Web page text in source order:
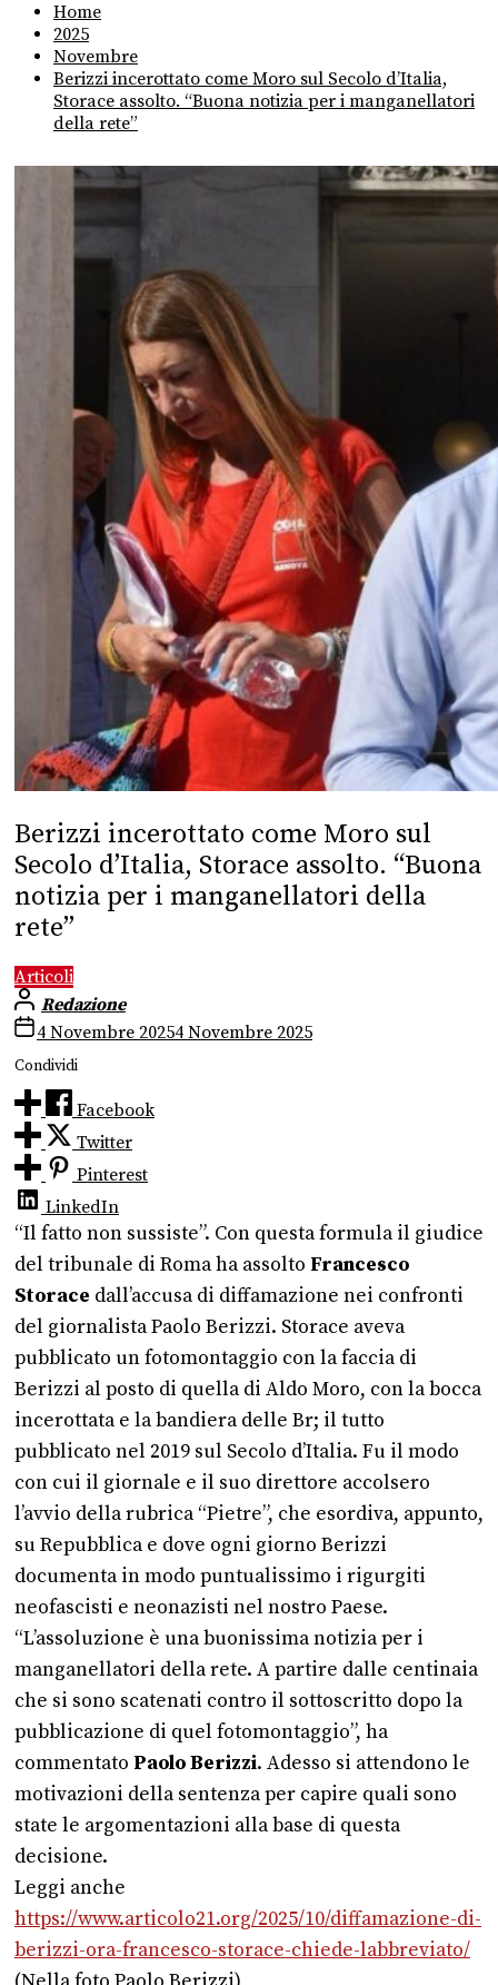
Home
2025
Novembre
Berizzi incerottato come Moro sul Secolo d’Italia,
Storace assolto. “Buona notizia per i manganellatori
della rete”
Berizzi incerottato come Moro sul
Secolo d’Italia, Storace assolto. “Buona
notizia per i manganellatori della
rete”
Articoli
Redazione
4 Novembre 20254 Novembre 2025
Condividi
Facebook
Twitter
Pinterest
LinkedIn
“Il fatto non sussiste”. Con questa formula il giudice
del tribunale di Roma ha assolto Francesco
Storace dall’accusa di diffamazione nei confronti
del giornalista Paolo Berizzi. Storace aveva
pubblicato un fotomontaggio con la faccia di
Berizzi al posto di quella di Aldo Moro, con la bocca
incerottata e la bandiera delle Br; il tutto
pubblicato nel 2019 sul Secolo d’Italia. Fu il modo
con cui il giornale e il suo direttore accolsero
l’avvio della rubrica “Pietre”, che esordiva, appunto,
su Repubblica e dove ogni giorno Berizzi
documenta in modo puntualissimo i rigurgiti
neofascisti e neonazisti nel nostro Paese.
“L’assoluzione è una buonissima notizia per i
manganellatori della rete. A partire dalle centinaia
che si sono scatenati contro il sottoscritto dopo la
pubblicazione di quel fotomontaggio”, ha
commentato Paolo Berizzi. Adesso si attendono le
motivazioni della sentenza per capire quali sono
state le argomentazioni alla base di questa
decisione.
Leggi anche
https://www.articolo21.org/2025/10/diffamazione-di-
berizzi-ora-francesco-storace-chiede-labbreviato/